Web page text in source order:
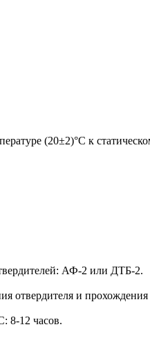
(20±2)°С к
АФ-2 или ДТБ-2.
отвердителя и
8-12 часов.